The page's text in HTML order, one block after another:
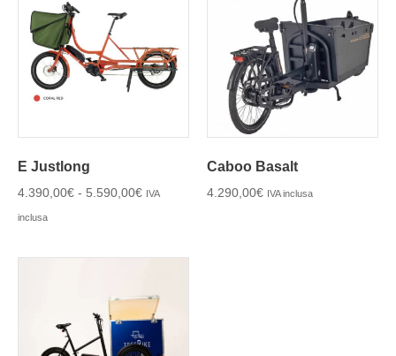
E Justlong
4.390,00€ - 5.590,00€ IVA
inclusa
Caboo Basalt
4.290,00€ IVA inclusa